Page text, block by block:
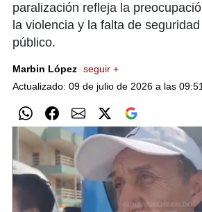
paralización refleja la
la violencia y la falta de
público.
Marbin López seguir +
Actualizado: 09 de julio de 2026 a las 09:51